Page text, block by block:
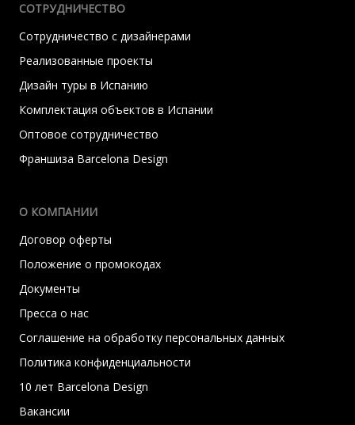
СОТРУДНИЧЕСТВО
Сотрудничество с дизайнерами
Реализованные проекты
Дизайн туры в Испанию
Комплектация объектов в Испании
Оптовое сотрудничество
Франшиза Barcelona Design
О КОМПАНИИ
Договор оферты
Положение о промокодах
Документы
Пресса о нас
Соглашение на обработку персональных данных
Политика конфиденциальности
10 лет Barcelona Design
Вакансии